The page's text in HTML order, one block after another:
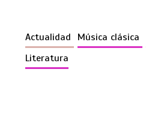
Actualidad Música clásica
Literatura